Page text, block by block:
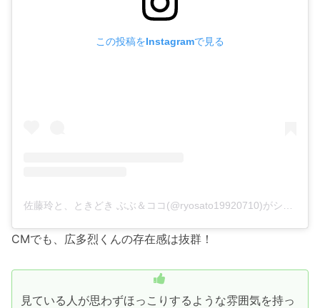
この投稿をInstagramで見る
CMでも、広多烈くんの存在感は抜群！
見ている人が思わずほっこりするような雰囲気を持っ